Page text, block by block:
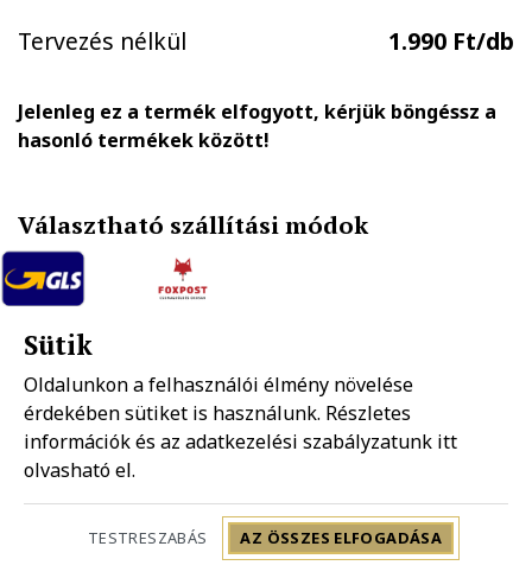
Tervezés nélkül 1.990 Ft/db
Jelenleg ez a termék elfogyott, kérjük böngéssz a
hasonló termékek között!
Választható szállítási módok
1.890 Ft
Mpl házhozszállítás
1.990 Ft
Mpl postapont
Szállítás: 2-5 munkanap
Sütik
Oldalunkon a felhasználói élmény növelése
érdekében sütiket is használunk. Részletes
információk és az adatkezelési szabályzatunk itt
olvasható el.
TESTRESZABÁS AZ ÖSSZES ELFOGADÁSA